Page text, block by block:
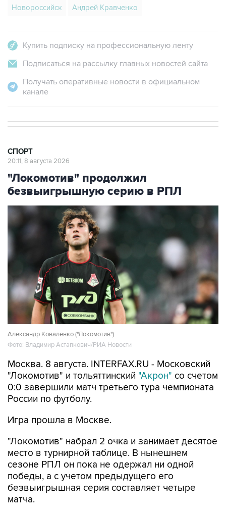
Новороссийск Андрей Кравченко
Купить подписку на профессиональную ленту
Подписаться на рассылку главных новостей сайта
Получать оперативные новости в официальном
канале
СПОРТ
20:11, 8 августа 2026
"Локомотив" продолжил
безвыигрышную серию в РПЛ
Александр Коваленко ("Локомотив")
Фото: Владимир Астапкович/РИА Новости
Москва. 8 августа. INTERFAX.RU - Московский
"Локомотив" и тольяттинский "Акрон" со счетом
0:0 завершили матч третьего тура чемпионата
России по футболу.
Игра прошла в Москве.
"Локомотив" набрал 2 очка и занимает десятое
место в турнирной таблице. В нынешнем
сезоне РПЛ он пока не одержал ни одной
победы, а с учетом предыдущего его
безвыигрышная серия составляет четыре
матча.